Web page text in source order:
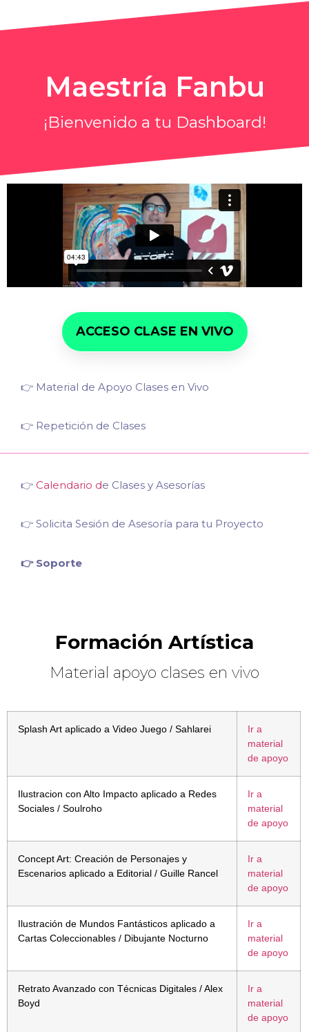
Maestría Fanbu
¡Bienvenido a tu Dashboard!
ACCESO CLASE EN VIVO
👉 Material de Apoyo Clases en Vivo
👉 Repetición de Clases
👉 Calendario de Clases y Asesorías
👉 Solicita Sesión de Asesoría para tu Proyecto
👉 Soporte
Formación Artística
Material apoyo clases en vivo
Splash Art aplicado a Video Juego / Sahlarei
Ir a
material
de apoyo
Ilustracion con Alto Impacto aplicado a Redes
Sociales / Soulroho
Ir a
material
de apoyo
Concept Art: Creación de Personajes y
Escenarios aplicado a Editorial / Guille Rancel
Ir a
material
de apoyo
Ilustración de Mundos Fantásticos aplicado a
Cartas Coleccionables / Dibujante Nocturno
Ir a
material
de apoyo
Retrato Avanzado con Técnicas Digitales / Alex
Boyd
Ir a
material
de apoyo